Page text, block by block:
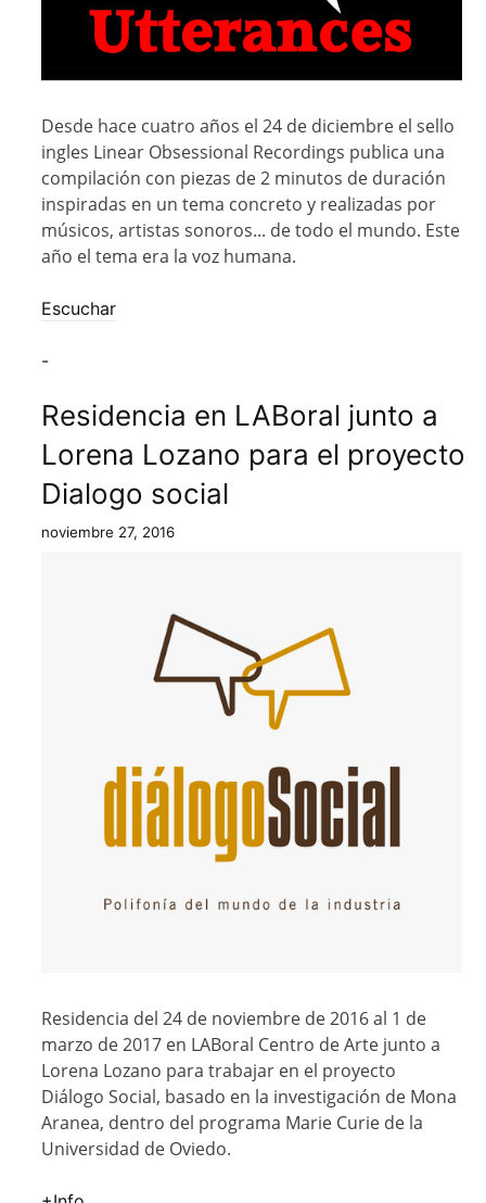
Desde hace cuatro años el 24 de diciembre el sello
ingles Linear Obsessional Recordings publica una
compilación con piezas de 2 minutos de duración
inspiradas en un tema concreto y realizadas por
músicos, artistas sonoros... de todo el mundo. Este
año el tema era la voz humana.
Escuchar
-
Residencia en LABoral junto a
Lorena Lozano para el proyecto
Dialogo social
noviembre 27, 2016
Residencia del 24 de noviembre de 2016 al 1 de
marzo de 2017 en LABoral Centro de Arte junto a
Lorena Lozano para trabajar en el proyecto
Diálogo Social, basado en la investigación de Mona
Aranea, dentro del programa Marie Curie de la
Universidad de Oviedo.